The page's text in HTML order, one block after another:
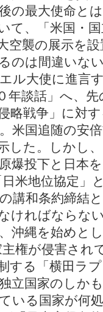
の最大使命と
て、「米国・
空襲の展示を
のは間違いな
ル大使に進言
年談話」へ、
略戦争」に対
米国追随の安
した。しかし
爆投下と日本
米地位協定」
講和条約締結
ければならな
沖縄を始めと
権が侵害され
する「横田ラ
立国家のしか
いる国家が何